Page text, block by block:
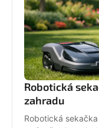
Robotická
zahradu
Robotická